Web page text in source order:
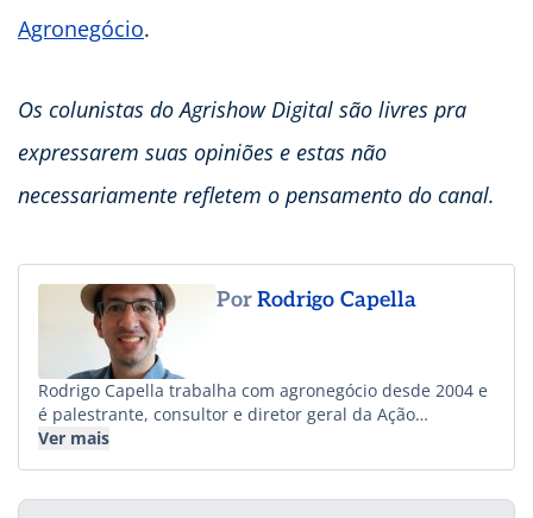
Agronegócio.
Os colunistas do Agrishow Digital são livres pra
expressarem suas opiniões e estas não
necessariamente refletem o pensamento do canal.
PorRodrigo Capella
Rodrigo Capella trabalha com agronegócio desde 2004 e
é palestrante, consultor e diretor geral da Ação
Estratégica – Comunicação e Marketing. Tem artigos
Ver mais